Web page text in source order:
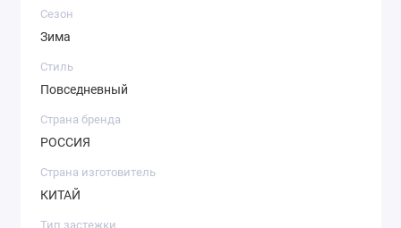
Сезон
Зима
Стиль
Повседневный
Страна бренда
РОССИЯ
Страна изготовитель
КИТАЙ
Тип застежки